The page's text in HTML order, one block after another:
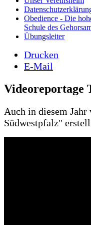
Obedience - Die
Schule des
Übungsleiter
Drucken
E-Mail
Videoreportage
Auch in diesem
Südwestpfalz"